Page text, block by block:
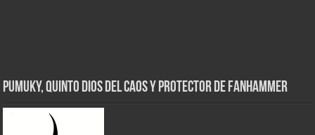
Pumuky, Quinto Dios del Caos y Protector de FanHammer